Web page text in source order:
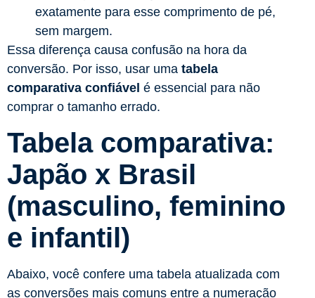
exatamente para esse comprimento de pé,
sem margem.
Essa diferença causa confusão na hora da
conversão. Por isso, usar uma tabela
comparativa confiável é essencial para não
comprar o tamanho errado.
Tabela comparativa:
Japão x Brasil
(masculino, feminino
e infantil)
Abaixo, você confere uma tabela atualizada com
as conversões mais comuns entre a numeração